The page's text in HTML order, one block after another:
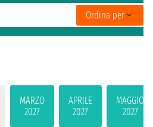
MARZO
2027
APRILE
2027
MAGGIO
2027
Ordina per